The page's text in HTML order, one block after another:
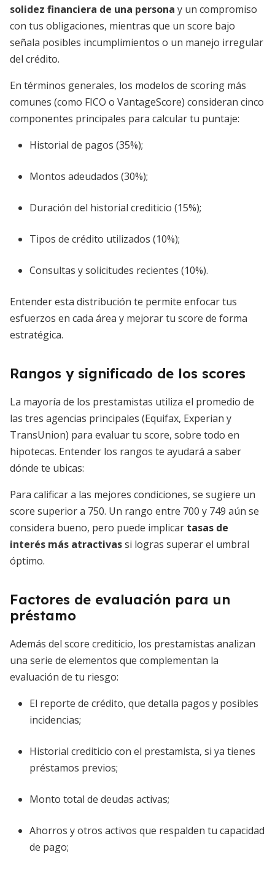
solidez financiera de una persona y un compromiso
con tus obligaciones, mientras que un score bajo
señala posibles incumplimientos o un manejo irregular
del crédito.
En términos generales, los modelos de scoring más
comunes (como FICO o VantageScore) consideran cinco
componentes principales para calcular tu puntaje:
Historial de pagos (35%);
Montos adeudados (30%);
Duración del historial crediticio (15%);
Tipos de crédito utilizados (10%);
Consultas y solicitudes recientes (10%).
Entender esta distribución te permite enfocar tus
esfuerzos en cada área y mejorar tu score de forma
estratégica.
Rangos y significado de los scores
La mayoría de los prestamistas utiliza el promedio de
las tres agencias principales (Equifax, Experian y
TransUnion) para evaluar tu score, sobre todo en
hipotecas. Entender los rangos te ayudará a saber
dónde te ubicas:
Para calificar a las mejores condiciones, se sugiere un
score superior a 750. Un rango entre 700 y 749 aún se
considera bueno, pero puede implicar tasas de
interés más atractivassi logras superar el umbral
óptimo.
Factores de evaluación para un
préstamo
Además del score crediticio, los prestamistas analizan
una serie de elementos que complementan la
evaluación de tu riesgo:
El reporte de crédito, que detalla pagos y posibles
incidencias;
Historial crediticio con el prestamista, si ya tienes
préstamos previos;
Monto total de deudas activas;
Ahorros y otros activos que respalden tu capacidad
de pago;